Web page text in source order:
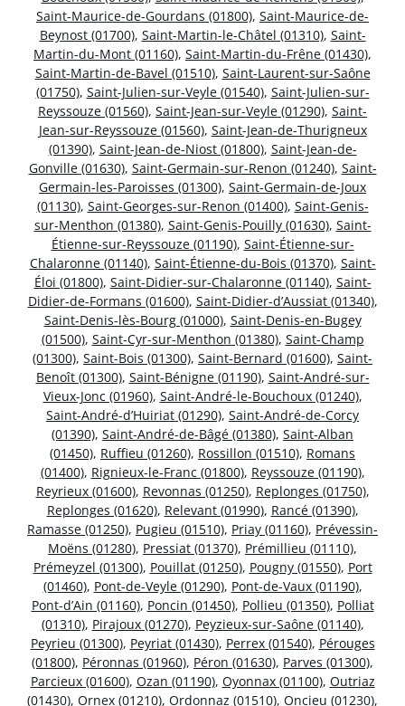
Saint-Maurice-de-Gourdans (01800), Saint-Maurice-de-
Beynost (01700), Saint-Martin-le-Châtel (01310), Saint-
Martin-du-Mont (01160), Saint-Martin-du-Frêne (01430),
Saint-Martin-de-Bavel (01510), Saint-Laurent-sur-Saône
(01750), Saint-Julien-sur-Veyle (01540), Saint-Julien-sur-
Reyssouze (01560), Saint-Jean-sur-Veyle (01290), Saint-
Jean-sur-Reyssouze (01560), Saint-Jean-de-Thurigneux
(01390), Saint-Jean-de-Niost (01800), Saint-Jean-de-
Gonville (01630), Saint-Germain-sur-Renon (01240), Saint-
Germain-les-Paroisses (01300), Saint-Germain-de-Joux
(01130), Saint-Georges-sur-Renon (01400), Saint-Genis-
sur-Menthon (01380), Saint-Genis-Pouilly (01630), Saint-
Étienne-sur-Reyssouze (01190), Saint-Étienne-sur-
Chalaronne (01140), Saint-Étienne-du-Bois (01370), Saint-
Éloi (01800), Saint-Didier-sur-Chalaronne (01140), Saint-
Didier-de-Formans (01600), Saint-Didier-d’Aussiat (01340),
Saint-Denis-lès-Bourg (01000), Saint-Denis-en-Bugey
(01500), Saint-Cyr-sur-Menthon (01380), Saint-Champ
(01300), Saint-Bois (01300), Saint-Bernard (01600), Saint-
Benoît (01300), Saint-Bénigne (01190), Saint-André-sur-
Vieux-Jonc (01960), Saint-André-le-Bouchoux (01240),
Saint-André-d’Huiriat (01290), Saint-André-de-Corcy
(01390), Saint-André-de-Bâgé (01380), Saint-Alban
(01450), Ruffieu (01260), Rossillon (01510), Romans
(01400), Rignieux-le-Franc (01800), Reyssouze (01190),
Reyrieux (01600), Revonnas (01250), Replonges (01750),
Replonges (01620), Relevant (01990), Rancé (01390),
Ramasse (01250), Pugieu (01510), Priay (01160), Prévessin-
Moëns (01280), Pressiat (01370), Prémillieu (01110),
Prémeyzel (01300), Pouillat (01250), Pougny (01550), Port
(01460), Pont-de-Veyle (01290), Pont-de-Vaux (01190),
Pont-d’Ain (01160), Poncin (01450), Pollieu (01350), Polliat
(01310), Pirajoux (01270), Peyzieux-sur-Saône (01140),
Peyrieu (01300), Peyriat (01430), Perrex (01540), Pérouges
(01800), Péronnas (01960), Péron (01630), Parves (01300),
Parcieux (01600), Ozan (01190), Oyonnax (01100), Outriaz
(01430), Ornex (01210), Ordonnaz (01510), Oncieu (01230),